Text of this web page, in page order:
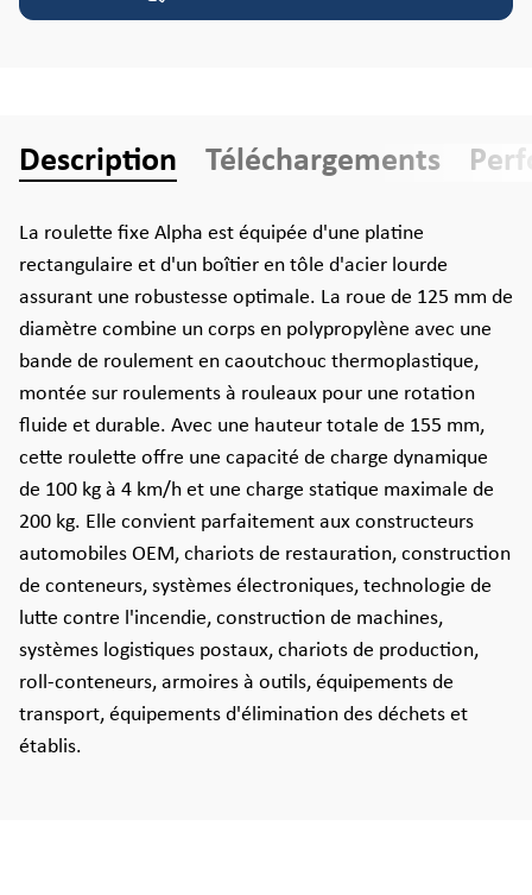
Description Téléchargements
La roulette fixe Alpha est équipée d'une platine
rectangulaire et d'un boîtier en tôle d'acier lourde
assurant une robustesse optimale. La roue de 125 mm de
diamètre combine un corps en polypropylène avec une
bande de roulement en caoutchouc thermoplastique,
montée sur roulements à rouleaux pour une rotation
fluide et durable. Avec une hauteur totale de 155 mm,
cette roulette offre une capacité de charge dynamique
de 100 kg à 4 km/h et une charge statique maximale de
200 kg. Elle convient parfaitement aux constructeurs
automobiles OEM, chariots de restauration, construction
de conteneurs, systèmes électroniques, technologie de
lutte contre l'incendie, construction de machines,
systèmes logistiques postaux, chariots de production,
roll-conteneurs, armoires à outils, équipements de
transport, équipements d'élimination des déchets et
établis.